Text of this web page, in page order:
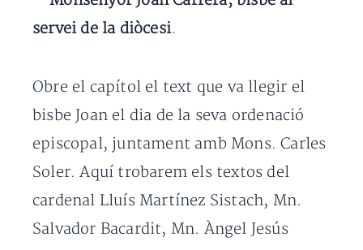
servei de la diòcesi.
Obre el capítol el text que va llegir el
bisbe Joan el dia de la seva ordenació
episcopal, juntament amb Mons. Carles
Soler. Aquí trobarem els textos del
cardenal Lluís Martínez Sistach, Mn.
Salvador Bacardit, Mn. Àngel Jesús